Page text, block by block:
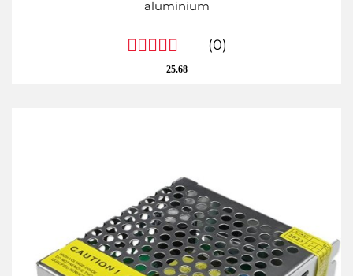
aluminium
(0)
25.68